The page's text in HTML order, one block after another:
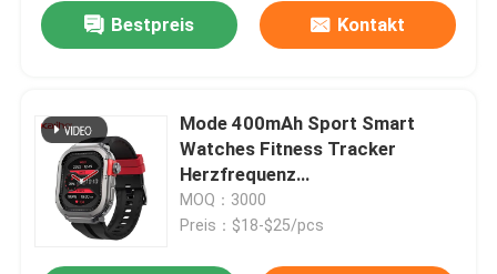
Bestpreis Kontakt
Mode 400mAh Sport Smart
Watches Fitness Tracker
Herzfrequenz
Schlafüberwachung
MOQ：3000
Preis：$18-$25/pcs